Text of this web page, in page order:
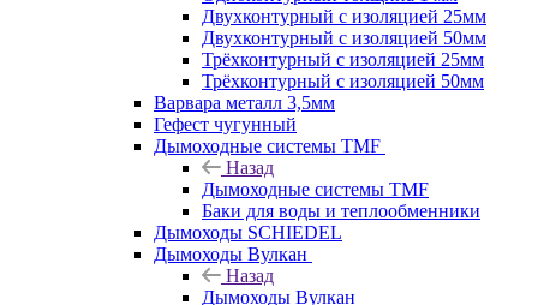
Двухконтурный с изоляцией 25мм
Двухконтурный с изоляцией 50мм
Трёхконтурный с изоляцией 25мм
Трёхконтурный с изоляцией 50мм
Варвара металл 3,5мм
Гефест чугунный
Дымоходные системы TMF
Назад
Дымоходные системы TMF
Баки для воды и теплообменники
Дымоходы SCHIEDEL
Дымоходы Вулкан
Назад
Дымоходы Вулкан